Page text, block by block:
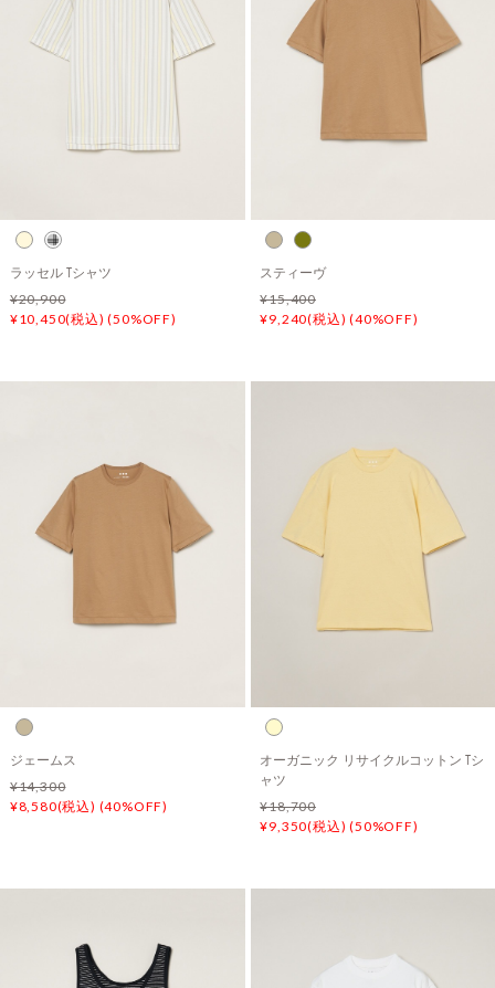
ラッセル Tシャツ
¥20,900
¥10,450(税込) (50%OFF)
スティーヴ
¥15,400
¥9,240(税込) (40%OFF)
ジェームス
¥14,300
¥8,580(税込) (40%OFF)
オーガニック リサイクルコットン Tシ
ャツ
¥18,700
¥9,350(税込) (50%OFF)